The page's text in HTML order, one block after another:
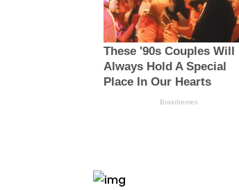
These '90s Couples Will
Always Hold A Special
Place In Our Hearts
Brainberries